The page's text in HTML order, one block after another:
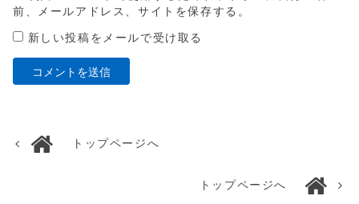
前、メールアドレス、サイトを保存する。
新しい投稿をメールで受け取る
トップページへ
トップページへ